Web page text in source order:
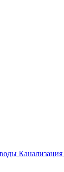
Канализация